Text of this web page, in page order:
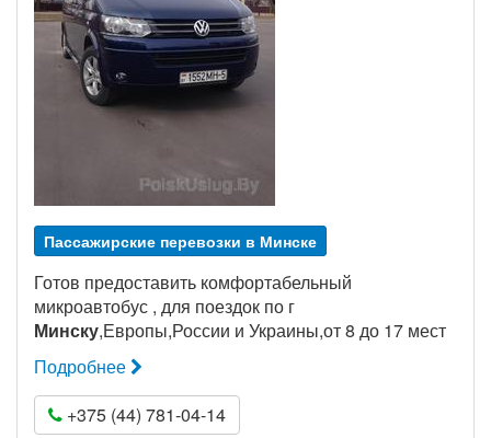
Пассажирские перевозки в Минске
Готов предоставить комфортабельный
микроавтобус , для поездок по г
Минску,Европы,России и Украины,от 8 до 17 мест
Подробнее
+375 (44) 781-04-14